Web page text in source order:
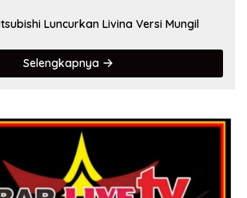
Luncurkan Livina Versi Mungil
Selengkapnya